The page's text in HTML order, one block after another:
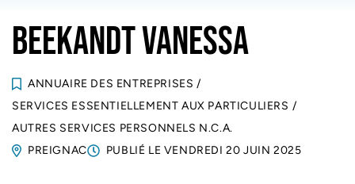
BEEKANDT VANESSA
ANNUAIRE DES ENTREPRISES /
SERVICES ESSENTIELLEMENT AUX PARTICULIERS /
AUTRES SERVICES PERSONNELS N.C.A.
PREIGNAC
PUBLIÉ LE VENDREDI 20 JUIN 2025